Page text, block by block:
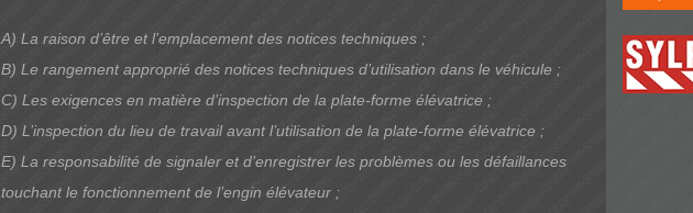
A) La raison d’être et l’emplacement des notices techniques ;
B) Le rangement approprié des notices techniques d’utilisation dans le véhicule ;
C) Les exigences en matière d’inspection de la plate-forme élévatrice ;
D) L’inspection du lieu de travail avant l’utilisation de la plate-forme élévatrice ;
E) La responsabilité de signaler et d’enregistrer les problèmes ou les défaillances
touchant le fonctionnement de l’engin élévateur ;